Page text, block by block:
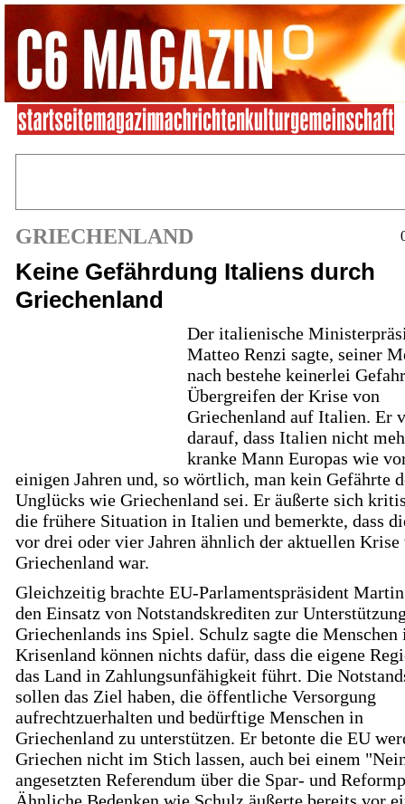
GRIECHENLAND
Keine Gefährdung Italiens durch
Griechenland
Der italienische
Matteo Renzi sagte, seiner
nach bestehe keinerlei
Übergreifen der Krise von
Griechenland auf Italien. Er
darauf, dass Italien nicht
kranke Mann Europas wie
einigen Jahren und, so wörtlich, man kein Gefährte
Unglücks wie Griechenland sei. Er äußerte sich
die frühere Situation in Italien und bemerkte, dass
vor drei oder vier Jahren ähnlich der aktuellen
Griechenland war.
Gleichzeitig brachte EU-Parlamentspräsident
den Einsatz von Notstandskrediten zur
Griechenlands ins Spiel. Schulz sagte die Menschen
Krisenland können nichts dafür, dass die eigene
das Land in Zahlungsunfähigkeit führt. Die
sollen das Ziel haben, die öffentliche Versorgung
aufrechtzuerhalten und bedürftige Menschen in
Griechenland zu unterstützen. Er betonte die EU
Griechen nicht im Stich lassen, auch bei einem
angesetzten Referendum über die Spar- und